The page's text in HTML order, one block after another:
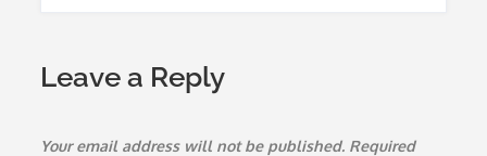
Leave a Reply
Your email address will not be published. Required